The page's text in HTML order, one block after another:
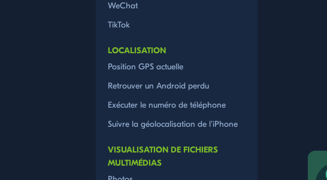
WeChat
TikTok
LOCALISATION
Position GPS actuelle
Retrouver un Android perdu
Exécuter le numéro de téléphone
Suivre la géolocalisation de l'iPhone
VISUALISATION DE FICHIERS
MULTIMÉDIAS
en noir et blanc, que vous pourrez facilement
utilisé pour envoyer des messages. S'il y a des
messages WhatsApp sur le site, vous les verrez.